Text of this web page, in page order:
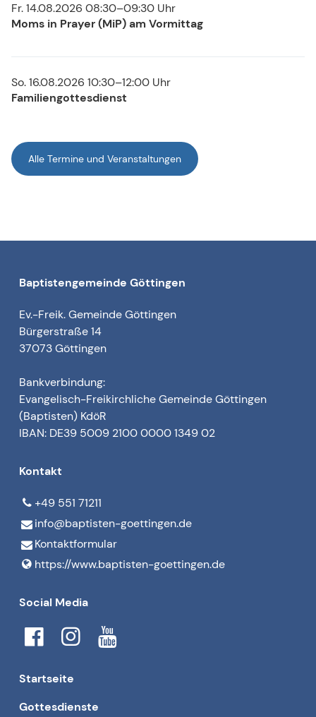
Fr. 14.08.2026 08:30–09:30 Uhr
Moms in Prayer (MiP) am Vormittag
So. 16.08.2026 10:30–12:00 Uhr
Familiengottesdienst
Alle Termine und Veranstaltungen
Baptistengemeinde Göttingen
Ev.-Freik. Gemeinde Göttingen
Bürgerstraße 14
37073 Göttingen
Bankverbindung:
Evangelisch-Freikirchliche Gemeinde Göttingen
(Baptisten) KdöR
IBAN: DE39 5009 2100 0000 1349 02
Kontakt
+49 551 71211
info@​baptisten-goettingen.​de
Kontaktformular
https://www.​baptisten-goettingen.​de
Social Media
Startseite
Gottesdienste